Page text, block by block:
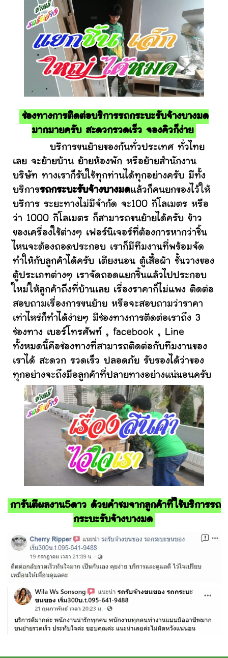
ช่องทางการติดต่อบริการรถกระบะรับจ้างบางมด
มากมายครับ สะดวกรวดเร็ว จองคิวก็ง่าย
บริการขนย้ายของกันทั่วประเทศ ทั่วไทย
เลย จะย้ายบ้าน ย้ายห้องพัก หรือย้ายสำนักงาน
บริษัท ทางเราก็รับใช้ทุกท่านได้ทุกอย่างครับ มีทั้ง
บริการรถกระบะรับจ้างบางมดแล้วก็คนยกของไว้ให้
บริการ ระยะทางไม่มีจำกัด จะ100 กิโลเมตร หรือ
ว่า 1000 กิโลเมตร ก็สามารถขนย้ายได้ครับ ข้าว
ของเครื่องใช้ต่างๆ เฟอร์นิเจอร์ที่ต้องการหากว่าชิ้น
ไหนจะต้องถอดประกอบ เราก็มีทีมงานที่พร้อมจัด
ทำให้กับลูกค้าได้ครับ เตียงนอน ตู้เสื้อผ้า ชั้นวางของ
ตู้ประเภทต่างๆ เราจัดถอดแยกชิ้นแล้วไปประกอบ
ใหม่ให้ลูกค้าถึงที่บ้านเลย เรื่องราคาก็ไม่แพง ติดต่อ
สอบถามเรื่องการขนย้าย หรือจะสอบถามว่าราคา
เท่าไหร่ก็ทำได้ง่ายๆ มีช่องทางการติดต่อเราถึง 3
ช่องทาง เบอร์โทรศัพท์ , facebook , Line
ทั้งหมดนี้คือช่องทางที่สามารถติดต่อกับทีมงานของ
เราได้ สะดวก รวดเร็ว ปลอดภัย รับรองได้ว่าของ
ทุกอย่างจะถึงมือลูกค้าที่ปลายทางอย่างแน่นอนครับ
การันตีผลงาน5ดาว ด้วยคำชมจากลูกค้าที่ใช้บริการรถ
กระบะรับจ้างบางมด